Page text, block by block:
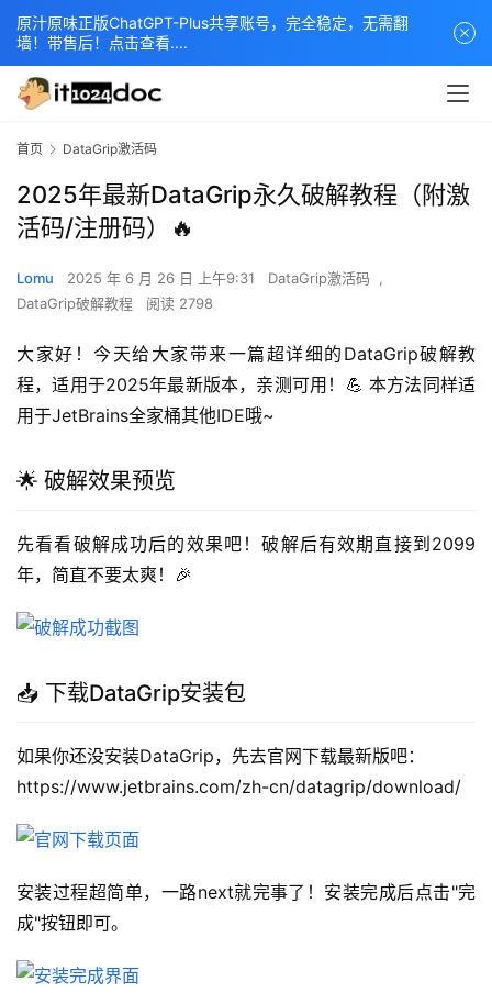
首页 DataGrip激活码
2025年最新DataGrip永久破解教程（附激
活码/注册码）🔥
Lomu 2025 年 6 月 26 日 上午9:31 DataGrip激活码
,
DataGrip破解教程
阅读 2798
大家好！今天给大家带来一篇超详细的DataGrip破解教
程，适用于2025年最新版本，亲测可用！💪 本方法同样适
用于JetBrains全家桶其他IDE哦~
🌟 破解效果预览
先看看破解成功后的效果吧！破解后有效期直接到2099
年，简直不要太爽！🎉
📥 下载DataGrip安装包
如果你还没安装DataGrip，先去官网下载最新版吧：
https://www.jetbrains.com/zh-cn/datagrip/download/
安装过程超简单，一路next就完事了！安装完成后点击"完
成"按钮即可。
原汁原味正版ChatGPT-Plus共享账号，完全稳定，无需翻
墙！带售后！点击查看....